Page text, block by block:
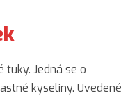
Jedná se o
kyseliny. Uvedené